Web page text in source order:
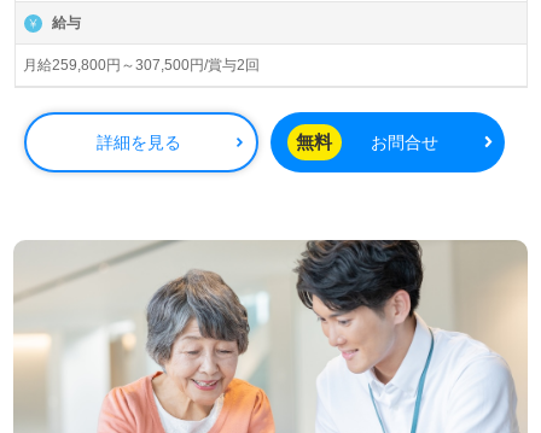
ーム、サービス付き高齢者向け住宅を展開されています。
された100％子会社様です。
◎『いつまでも自分らしく、心豊かなシニアライフを』。
上質な介護サービスとコミュニケーションで毎日をサポー
ト！◎
募集します。職員様全員参加でハイグレードなシニアレジ
デンスサービスを実現！『おもてなしの心、ホスピタリテ
ィあふれる上質な介護サービス』を提供される事業所様で
す。穏やかな環境で職員様同士が自然に協力し合えるカル
チャー、職員様が安心して働ける各種制度、多彩なキャリ
アパス、ビジネススキルやエクセレントホスピタリティを
学べる環境面もうれしいポイント！ご利用者様、ご家族様
のお気持ちに寄り添ったケアプランを作成したい』『ケア
給与
月給259,800円～307,500円/賞与2回
詳細を見る 無料 お問合せ